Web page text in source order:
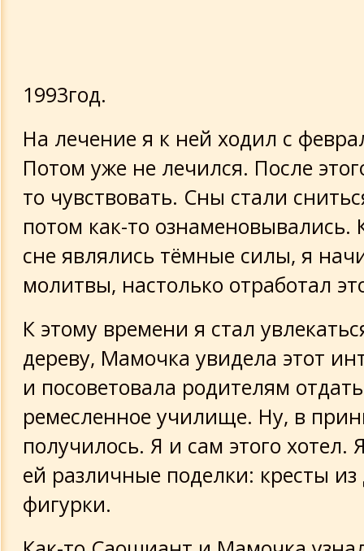
1993год.
На лечение я к ней ходил с
Потом уже не лечился. После
то чувствовать. Сны стали
потом как-то ознаменовывались.
сне являлись тёмные силы, я
молитвы, настолько отработал
К этому времени я стал
дереву, Мамочка увидела этот
и посоветовала родителям
ремесленное училище. Ну, в
получилось. Я и сам этого хотел.
ей различные поделки: кресты из
фигурки.